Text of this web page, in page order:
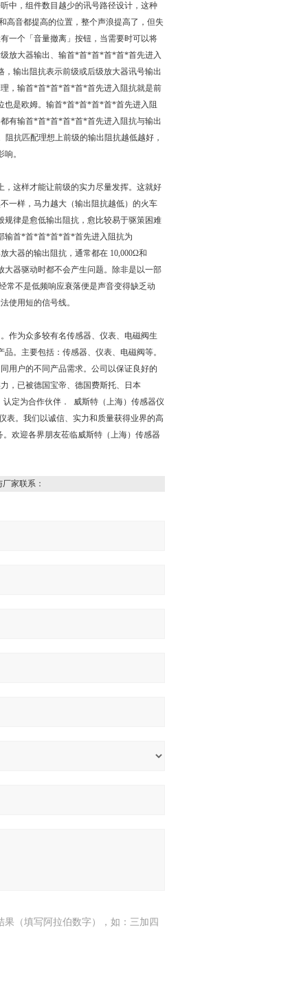
中，组件数目越少的讯号路径设计，这种
高音都提高的位置，整个声浪提高了，但失
一个「音量撤离」按钮，当需要时可以将
放大器输出、输首*首*首*首*首*首先进入
输出阻抗表示前级或后级放大器讯号输出
，输首*首*首*首*首*首先进入阻抗就是前
也是欧姆。输首*首*首*首*首*首先进入阻
有输首*首*首*首*首*首先进入阻抗与输出
抗匹配理想上前级的输出阻抗越低越好，
。
这样才能让前级的实力尽量发挥。这就好
一样，马力越大（输出阻抗越低）的火车
律是愈低输出阻抗，愈比较易于驱策困难
输首*首*首*首*首*首先进入阻抗为
大器的输出阻抗，通常都在 10,000Ω和
器驱动时都不会产生问题。除非是以一部
常不是低频响应衰落便是声音变得缺乏动
使用短的信号线。
作为众多较有名传感器、仪表、电磁阀生
。主要包括：传感器、仪表、电磁阀等。
用户的不同产品需求。公司以保证良好的
，已被德国宝帝、德国费斯托、日本
定为合作伙伴． 威斯特（上海）传感器仪
表。我们以诚信、实力和质量获得业界的高
欢迎各界朋友莅临威斯特（上海）传感器
家联系：
果（填写阿拉伯数字），如：三加四